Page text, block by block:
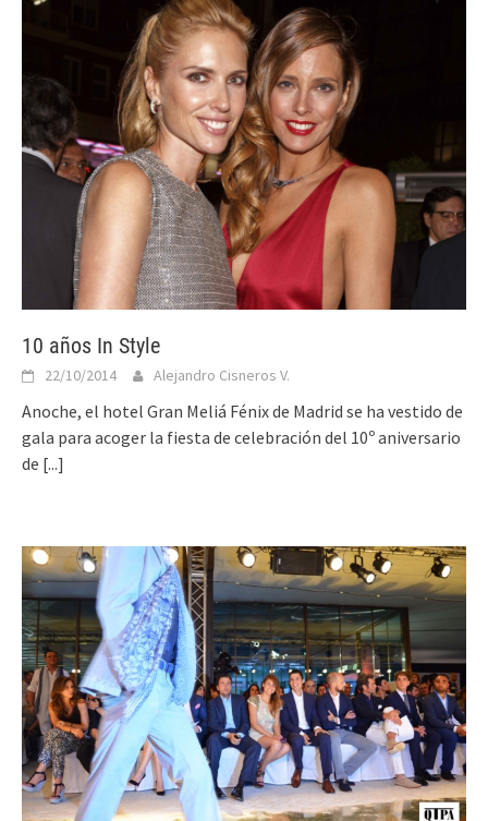
10 años In Style
22/10/2014 Alejandro Cisneros V.
Anoche, el hotel Gran Meliá Fénix de Madrid se ha vestido de
gala para acoger la fiesta de celebración del 10º aniversario
de [...]